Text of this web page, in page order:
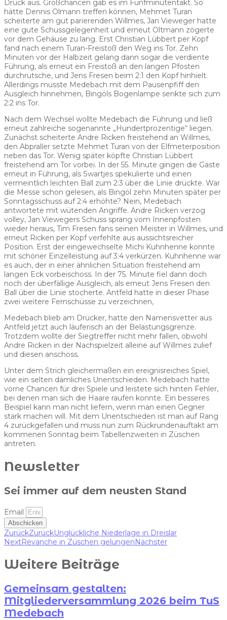
Druck aus. Großchancen gab es im Fünfminutentakt. So
hätte Dennis Olmann treffen können, Mehmet Turan
scheiterte am gut parierenden Willmes, Jan Vieweger hatte
eine gute Schussgelegenheit und erneut Oltmann zögerte
vor dem Gehäuse zu lang. Erst Christian Lübbert per Kopf
fand nach einem Turan-Freistoß den Weg ins Tor. Zehn
Minuten vor der Halbzeit gelang dann sogar die verdiente
Führung, als erneut ein Freistoß an den langen Pfosten
durchrutsche, und Jens Fresen beim 2:1 den Kopf hinhielt.
Allerdings musste Medebach mit dem Pausenpfiff den
Ausgleich hinnehmen, Bingöls Bogenlampe senkte sich zum
2:2 ins Tor.
Nach dem Wechsel wollte Medebach die Führung und ließ
erneut zahlreiche sogenannte „Hundertprozentige“ liegen.
Zunächst scheiterte Andre Ricken freistehend an Willmes,
den Abpraller setzte Mehmet Turan von der Elfmeterposition
neben das Tor. Wenig später köpfte Christian Lübbert
freistehend am Tor vorbei. In der 55. Minute gingen die Gäste
erneut in Führung, als Swartjes spekulierte und einen
vermeintlich leichten Ball zum 2:3 über die Linie drückte. War
die Messe schon gelesen, als Bingöl zehn Minuten später per
Sonntagsschuss auf 2:4 erhöhte? Nein, Medebach
antwortete mit wütenden Angriffe. Andre Ricken verzog
volley, Jan Viewegers Schuss sprang vom Innenpfosten
wieder heraus, Tim Fresen fans seinen Meister in Willmes, und
erneut Ricken per Kopf verfehlte aus aussichtsreicher
Position. Erst der eingewechselte Michi Kuhnhenne konnte
mit schöner Einzelleistung auf 3:4 verkürzen. Kuhnhenne war
es auch, der in einer ähnlichen Situation freistehend am
langen Eck vorbeischoss. In der 75. Minute fiel dann doch
noch der überfällige Ausgleich, als erneut Jens Fresen den
Ball über die Linie stocherte. Antfeld hatte in dieser Phase
zwei weitere Fernschüsse zu verzeichnen,
Medebach blieb am Drücker, hatte den Namensvetter aus
Antfeld jetzt auch läuferisch an der Belastungsgrenze.
Trotzdem wollte der Siegtreffer nicht mehr fallen, obwohl
Andre Ricken in der Nachspielzeit alleine auf Willmes zulief
und diesen anschoss.
Unter dem Strich gleichermaßen ein ereignisreiches Spiel,
wie ein selten dämliches Unentschieden. Medebach hatte
vorne Chancen für drei Spiele und leistete sich hinten Fehler,
bei denen man sich die Haare raufen konnte. Ein besseres
Beispiel kann man nicht liefern, wenn man einen Gegner
stark machen will. Mit dem Unentschieden ist man auf Rang
4 zurückgefallen und muss nun zum Rückrundenauftakt am
kommenen Sonntag beim Tabellenzweiten in Züschen
antreten.
Newsletter
Sei immer auf dem neusten Stand
Email
Abschicken
ZurückZurückUnglückliche Niederlage in Dreislar
NextRevanche in Züschen gelungenNächster
Weitere Beiträge
Gemeinsam gestalten:
Mitgliederversammlung 2026 beim TuS
Medebach